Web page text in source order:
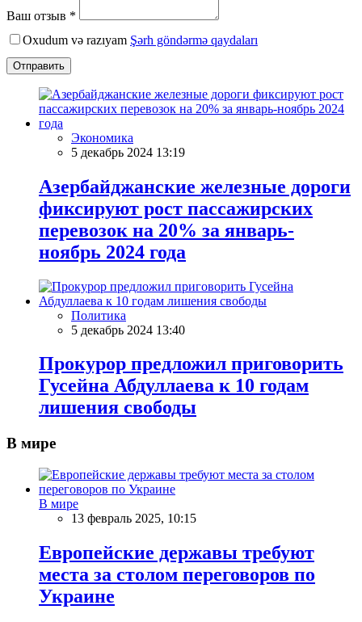
Ваш отзыв *
Oxudum və razıyam Şərh göndərmə qaydaları
Отправить
Экономика
5 декабрь 2024 13:19
Азербайджанские железные дороги
фиксируют рост пассажирских
перевозок на 20% за январь-
ноябрь 2024 года
Политика
5 декабрь 2024 13:40
Прокурор предложил приговорить
Гусейна Абдуллаева к 10 годам
лишения свободы
В мире
В мире
13 февраль 2025, 10:15
Европейские державы требуют
места за столом переговоров по
Украине